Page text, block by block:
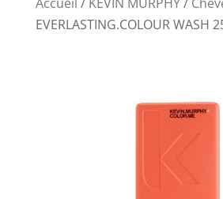
EVERLASTING.COLOUR WASH